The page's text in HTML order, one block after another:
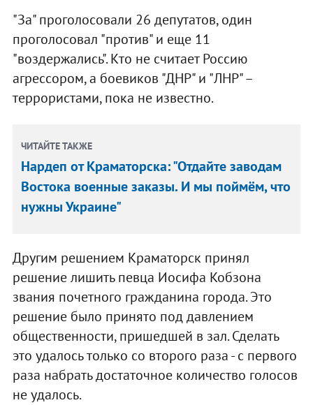
"За" проголосовали 26 депутатов, один
проголосовал "против" и еще 11
"воздержались". Кто не считает Россию
агрессором, а боевиков "ДНР" и "ЛНР" –
террористами, пока не известно.
ЧИТАЙТЕ ТАКЖЕ
Нардеп от Краматорска: "Отдайте заводам
Востока военные заказы. И мы поймём, что
нужны Украине"
Другим решением Краматорск принял
решение лишить певца Иосифа Кобзона
звания почетного гражданина города. Это
решение было принято под давлением
общественности, пришедшей в зал. Сделать
это удалось только со второго раза - с первого
раза набрать достаточное количество голосов
не удалось.